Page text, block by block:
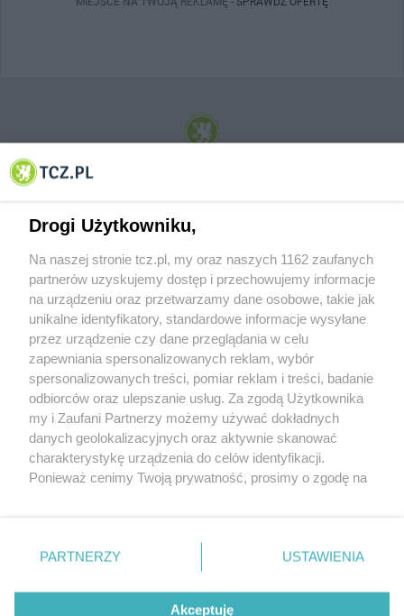
© 2001-2026 Tczew - TCZ.PL Sp. z o.o. Internetowy Serwis Informacyjny Miasta
O FIRMIE POLITYKA PRYWATNOŚCI HOSTING
REKLAMA WSPÓŁPRACA RSS FACEBOOK KONTAKT
Nasze serwisy
Aktualności
Tcz24
Historia miasta
Muzyka i kultura
Archiwum wydarzeń
Zdjęcia miasta
Drogi Użytkowniku,
Na naszej stronie tcz.pl, my oraz naszych 1162 zaufanych
partnerów uzyskujemy dostęp i przechowujemy informacje
na urządzeniu oraz przetwarzamy dane osobowe, takie jak
unikalne identyfikatory, standardowe informacje wysyłane
przez urządzenie czy dane przeglądania w celu
zapewniania spersonalizowanych reklam, wybór
spersonalizowanych treści, pomiar reklam i treści, badanie
odbiorców oraz ulepszanie usług. Za zgodą Użytkownika
my i Zaufani Partnerzy możemy używać dokładnych
danych geolokalizacyjnych oraz aktywnie skanować
charakterystykę urządzenia do celów identyfikacji.
Ponieważ cenimy Twoją prywatność, prosimy o zgodę na
znajdujący się w lewym dolnym rogu strony
. Niektóre
PARTNERZY USTAWIENIA
Akceptuję